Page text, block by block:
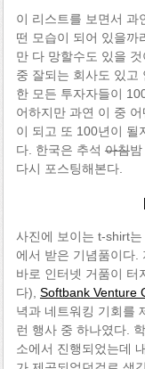
이 리스트를 보면서 과
떤 모습이 되어 있을까
만 다 망할수도 있을
중 잘되는 회사도 있
한 모든 투자자들이
어하지만 과연 이 중
이 되고 또 100년이 될
다. 한국은 추석 아침밤
다시 포스팅해본다.
사진에 보이는 t-shirt
에서 받은 기념품이다.
바로 인터넷 거품이 터
다), Softbank Venture
녁과 네트워킹 기회를
런 행사 중 하나였다.
소에서 진행되었는데